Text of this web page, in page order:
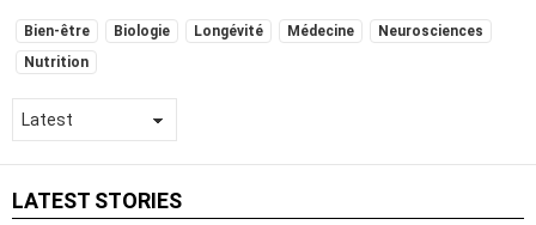
SUBTERMS
Bien-être Biologie Longévité Médecine
Neurosciences
Nutrition
LATEST STORIES